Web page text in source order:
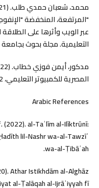
"المرتفعة، المنخفضة
عبر الويب وأثرها على
التعليمية. مجلة بحوث بجامعة عين
المصرية للكمبيوتر التعليمي، 2(10)، 164- 172.
Arabic References
(2022). al-Taʿlīm al-Ilīktrūnī:
lil-Nashr wa-al-Tawzīʿ
wa-al-Ṭibāʿah.
Athar Istikhdām al-Alghāz
al-Ṭalāqah al-Ijrāʾiyyah fī